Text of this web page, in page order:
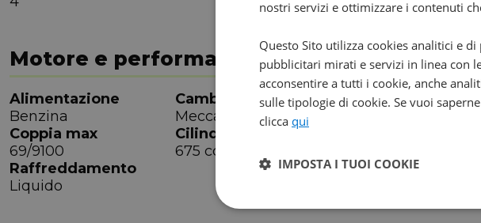
Motore e performance
Alimentazione
Benzina
Cambio
Meccanico
Marce
Coppia max
69/9100
Cilindrata
675 cc
Raffreddamento
Liquido
nostri servizi e ottimizzare i contenuti
Questo Sito utilizza cookies analitici e
pubblicitari mirati e servizi in linea con
acconsentire a tutti i cookie, anche
sulle tipologie di cookie. Se vuoi
clicca qui
IMPOSTA I TUOI COOKIE